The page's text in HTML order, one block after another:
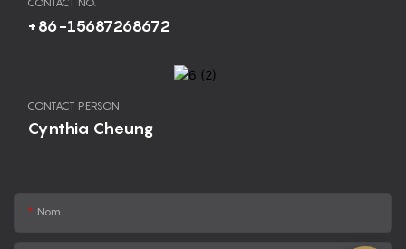
+86-15687268672
CONTACT PERSON:
Cynthia Cheung
Nom